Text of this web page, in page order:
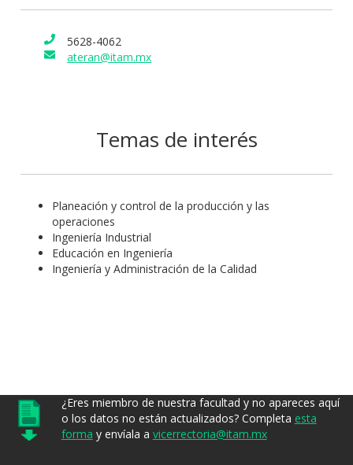
5628-4062
ateran@itam.mx
Temas de interés
Planeación y control de la producción y las
operaciones
Ingeniería Industrial
Educación en Ingeniería
Ingeniería y Administración de la Calidad
¿Eres miembro de nuestra facultad y no apareces aquí
o los datos no están actualizados? Completa esta
forma y envíala a vicerrectoria@itam.mx